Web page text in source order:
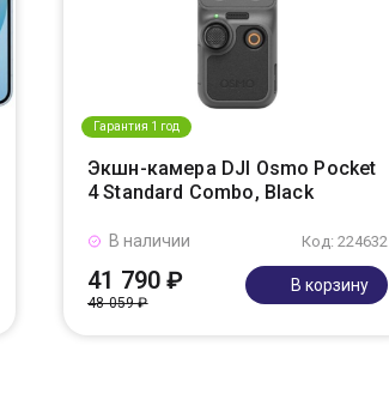
Гарантия 1 год
Экшн-камера DJI Osmo Pocket
4 Standard Combo, Black
Код: 224632
В наличии
41 790 ₽
48 059 ₽
В корзину